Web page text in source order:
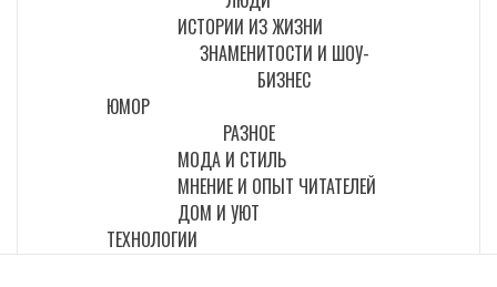
ИСТОРИИ ИЗ ЖИЗНИ
ЗНАМЕНИТОСТИ И ШОУ-
БИЗНЕС
ЮМОР
РАЗНОЕ
МОДА И СТИЛЬ
МНЕНИЕ И ОПЫТ ЧИТАТЕЛЕЙ
ДОМ И УЮТ
ТЕХНОЛОГИИ